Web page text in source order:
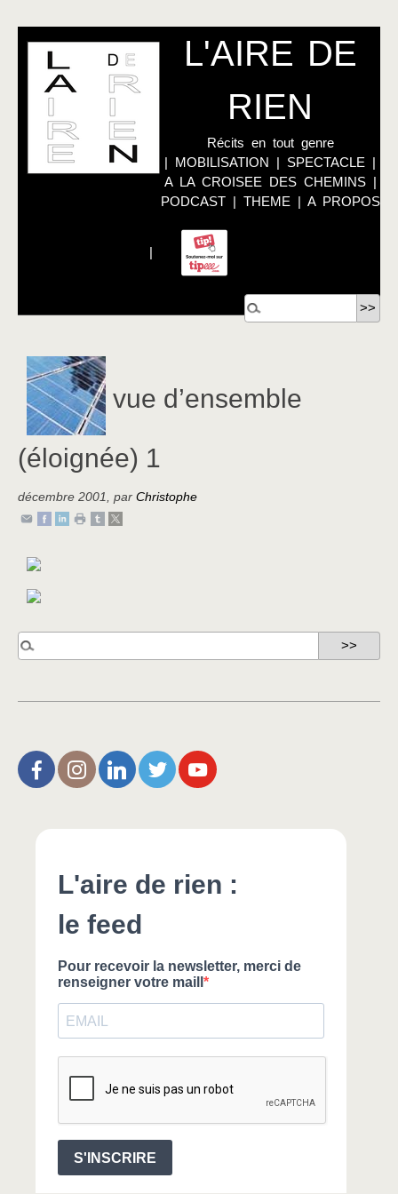
L'AIRE DE
RIEN
Récits en tout genre
| MOBILISATION | SPECTACLE |
A LA CROISEE DES CHEMINS|
PODCAST| THEME | A PROPOS
|
vue d’ensemble
(éloignée) 1
décembre 2001, par Christophe
L’Aire de Rien (facebook)
Christophe Noisette (instagram)
Christophe Noisette (Linkedin)
Christophe Noisette (X | Twitter)
L’Aire de Rien (You Tube)